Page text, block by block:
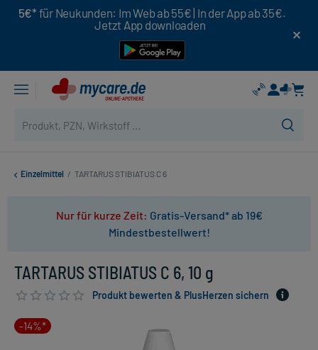
5€* für Neukunden: Im Web ab 55€ | In der App ab 35€.
Jetzt App downloaden
Einzelmittel / TARTARUS STIBIATUS C 6
Nur für kurze Zeit: Gratis-Versand* ab 19€
Mindestbestellwert!
TARTARUS STIBIATUS C 6, 10 g
Produkt bewerten & PlusHerzen sichern
-14%*